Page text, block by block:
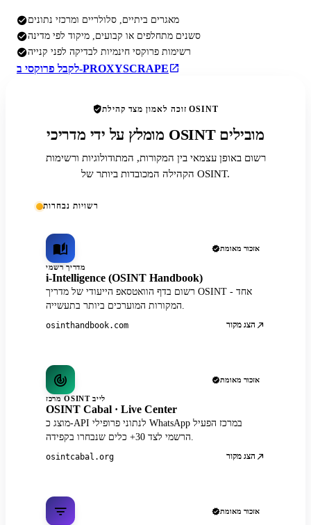
מאגרים ביתיים, סלולריים ומרכזי נתונים
סשנים מתחלפים או קבועים, מיקוד לפי מדינה
רשימות פרוקסי חינמיות לבדיקה לפני קנייה
לקבל פרוקסי ב-PROXYSCRAPE
זוכה לאמון מצד קהילת OSINT
מומלץ על ידי מדריכי OSINT מובילים
רשום באופן עצמאי בין המקורות, המתודולוגיות ורשימות
הקהילה המכובדות ביותר של OSINT.
רשויות נבחרות
אזכור מאומת
מדריך רשמי
i-Intelligence (OSINT Handbook)
רשום בדף הוואטסאפ הייעודי של מדריך OSINT - אחד
המקורות המוערכים ביותר בתעשייה.
osinthandbook.com הצג מקור
אזכור מאומת
מרכז OSINT לייב
OSINT Cabal · Live Center
מוצג כ-API לנתוני פרופילי WhatsApp במרכז הפעיל
הרשמי לצד 30+ כלים שנבחרו בקפידה.
osintcabal.org הצג מקור
אזכור מאומת